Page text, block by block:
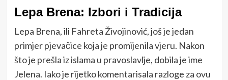
Lepa Brena: Izbori i Tradicija
Lepa Brena, ili Fahreta Živojinović, još je jedan
primjer pjevačice koja je promijenila vjeru. Nakon
što je prešla iz islama u pravoslavlje, dobila je ime
Jelena. Iako je rijetko komentarisala razloge za ovu